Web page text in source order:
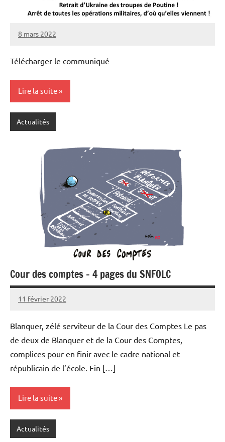
8 mars 2022
SNFOLC44
Télécharger le communiqué
Lire la suite
Actualités
Cour des comptes – 4 pages du SNFOLC
11 février 2022
SNFOLC44
Blanquer, zélé serviteur de la Cour des Comptes Le pas
de deux de Blanquer et de la Cour des Comptes,
complices pour en finir avec le cadre national et
républicain de l’école. Fin […]
Lire la suite
Actualités